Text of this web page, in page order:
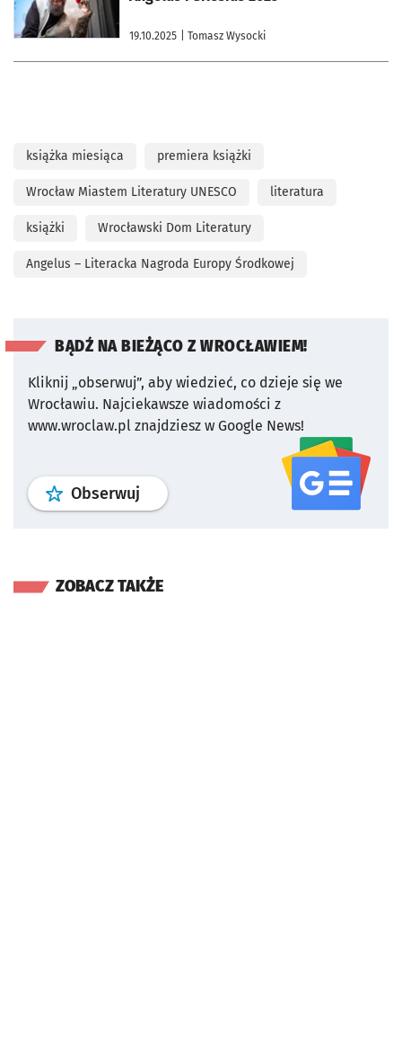
19.10.2025 | Tomasz Wysocki
książka miesiąca premiera książki
Wrocław Miastem Literatury UNESCO literatura
książki Wrocławski Dom Literatury
Angelus – Literacka Nagroda Europy Środkowej
BĄDŹ NA BIEŻĄCO Z WROCŁAWIEM!
Kliknij „obserwuj”, aby wiedzieć, co dzieje się we
Wrocławiu. Najciekawsze wiadomości z
www.wroclaw.pl znajdziesz w Google News!
Obserwuj profil serwisu
ZOBACZ TAKŻE